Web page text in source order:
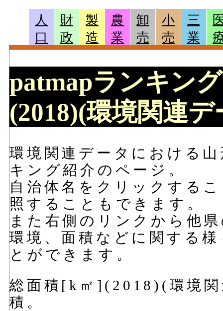
人
口
財
政
製
造
農
業
卸
売
小
売
三
業
patmapランキン
(2018)(環境関連デ
環境関連データにおける
キング紹介のページ。
自治体名をクリックする
照することもできます。
また右側のリンクから他
環境、面積などに関する
とができます。
総面積[k㎡](2018)(環境関
積。